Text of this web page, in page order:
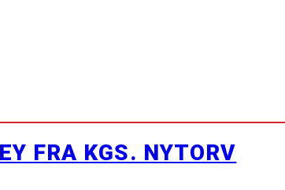
FRA KGS. NYTORV